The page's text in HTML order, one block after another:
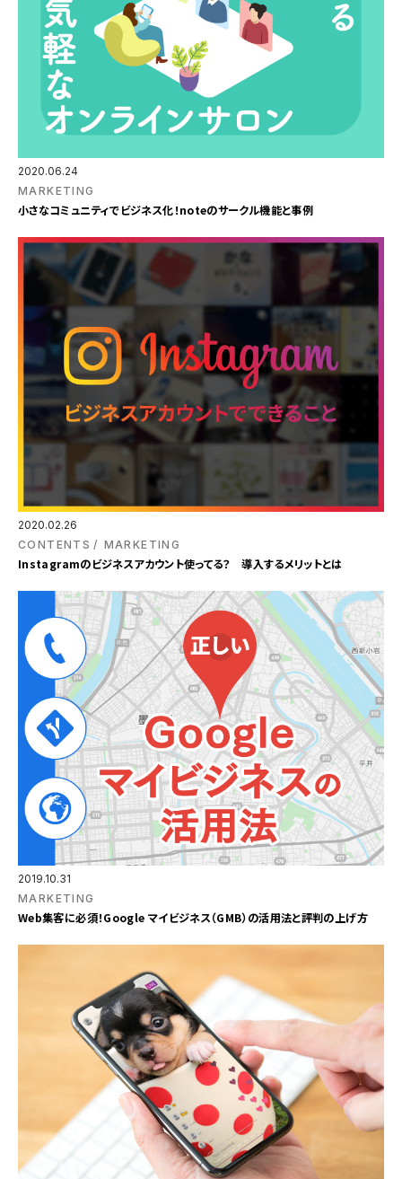
2020.06.24
MARKETING
小さなコミュニティでビジネス化！noteのサークル機能と事例
2020.02.26
CONTENTS
MARKETING
Instagramのビジネスアカウント使ってる？ 導入するメリットとは
2019.10.31
MARKETING
Web集客に必須！Google マイビジネス（GMB）の活用法と評判の上げ方